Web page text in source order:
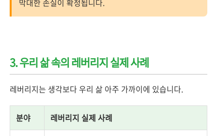
막대한 손실이 확정됩니다.
3. 우리 삶 속의 레버리지 실제 사례
레버리지는 생각보다 우리 삶 아주 가까이에 있습니다.
분야 레버리지 실제 사례